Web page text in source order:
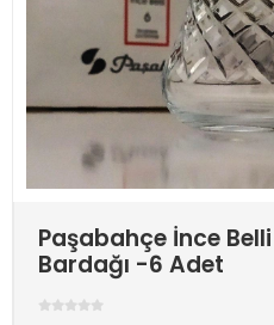
Paşabahçe İnce
Bardağı -6 Adet